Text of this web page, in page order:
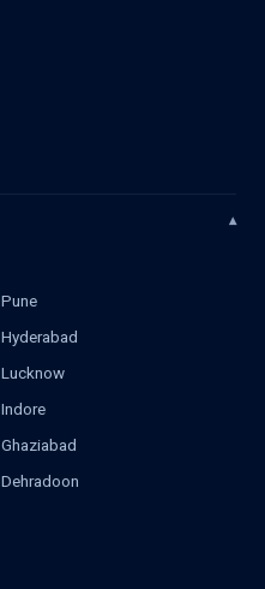
Pune
Hyderabad
Lucknow
Indore
Ghaziabad
Dehradoon